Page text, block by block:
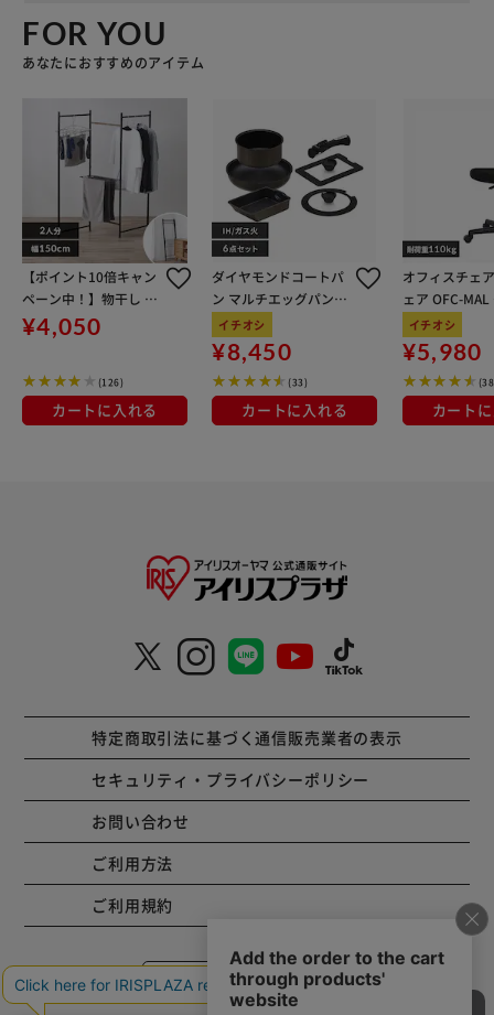
FOR YOU
あなたにおすすめのアイテム
【ポイント10倍キャン
ペーン中！】物干し 室
内用 折りたたみ式 3連
OTM-150R ブラック 一
¥4,050
(126)
カートに入れる
ダイヤモンドコートパ
ン マルチエッグパン入
り 6点セット IHガス火
対応 MEGI-6S ブラウン
メタリック
イチオシ
¥8,450
(33)
カートに入れる
オフィスチェ
ェア OFC-
ン
イチオシ
¥5,980
カート
特定商取引法に基づく通信販売業者の表示
セキュリティ・プライバシーポリシー
お問い合わせ
ご利用方法
ご利用規約
コーポレートサイト